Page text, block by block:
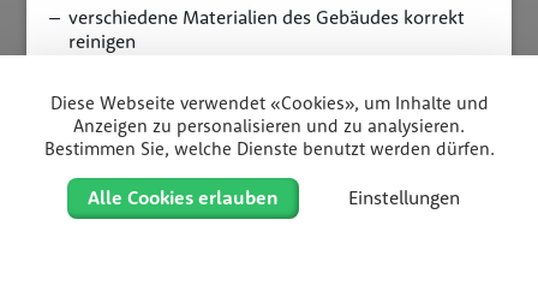
verschiedene Materialien des Gebäudes korrekt
reinigen
einsetzen
Dauer
3 Jahre
Diese Webseite verwendet «Cookies», um Inhalte und
Anzeigen zu personalisieren und zu analysieren.
Bestimmen Sie, welche Dienste benutzt werden dürfen.
Alle Cookies erlauben Einstellungen